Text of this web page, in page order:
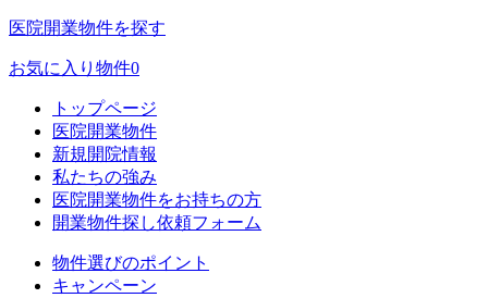
医院開業物件を探す
お気に入り物件0
トップページ
医院開業物件
新規開院情報
私たちの強み
医院開業物件をお持ちの方
開業物件探し依頼フォーム
物件選びのポイント
キャンペーン